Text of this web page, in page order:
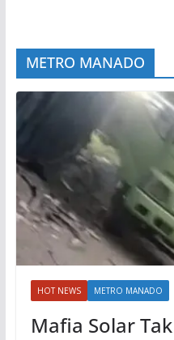
METRO MANADO
HOT NEWS METRO MANADO
Mafia Solar